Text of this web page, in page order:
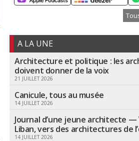
A LA UNE
Architecture et politique : les
doivent donner de la voix
21 JUILLET 2026
Canicule, tous au musée
14 JUILLET 2026
Journal d’une jeune architecte —
Liban, vers des architectures de
14 JUILLET 2026